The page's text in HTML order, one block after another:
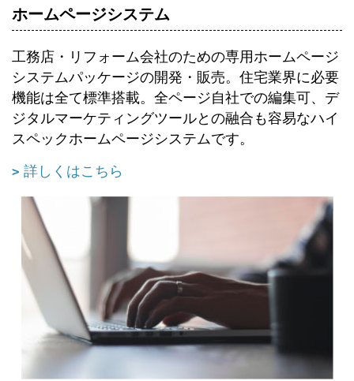
ホームページシステム
工務店・リフォーム会社のための専用ホームページ
システムパッケージの開発・販売。住宅業界に必要
機能は全て標準搭載。全ページ自社での編集可、デ
ジタルマーケティングツールとの融合も容易なハイ
スペックホームページシステムです。
詳しくはこちら